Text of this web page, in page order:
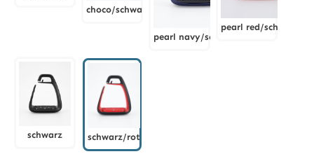
blau/navy
choco/schwarz
choco/schwarzpearl navy/schwarz
pearl red/schwarz
schwarz schwarz/rot